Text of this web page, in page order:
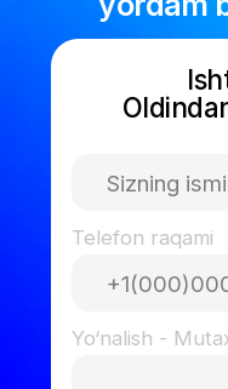
Huquqiy axborot
All rights reserved
© Universe Group, 2026